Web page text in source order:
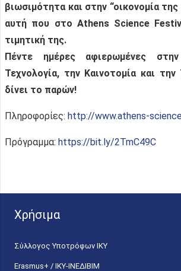
βιωσιμότητα και στην “οικονομία της
αυτή που στο Athens Science
τιμητική της.
Πέντε ημέρες αφιερωμένες
Τεχνολογία, την Καινοτομία και
δίνει το παρών!
Πληροφορίες: http://www.athens-
Πρόγραμμα: https://bit.ly/2TmC49C
Χρήσιμα
Σύλλογος Υποτρόφων ΙΚΥ
Erasmus+ / ΙΚΥ-ΙΝΕΔΙΒΙΜ